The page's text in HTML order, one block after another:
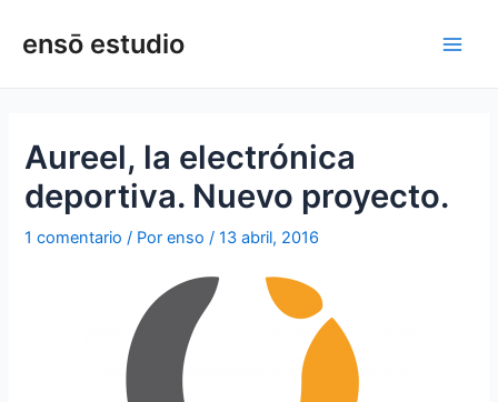
ensō estudio
Aureel, la electrónica
deportiva. Nuevo proyecto.
1 comentario / Porenso/13 abril, 2016
de